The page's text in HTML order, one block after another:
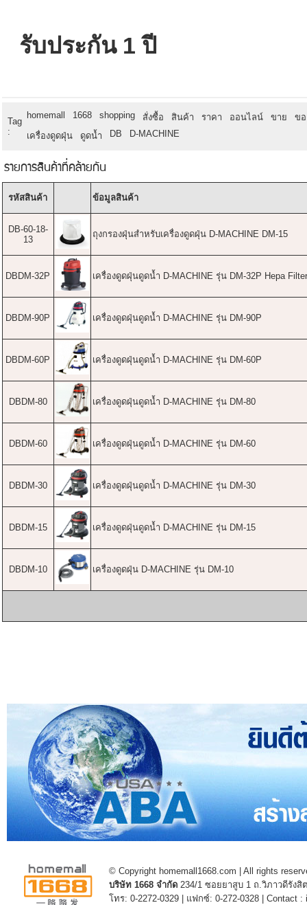
รับประกัน 1 ปี
Tag
:
homemall 1668 shopping สั่งซื้อ สินค้า ราคา ออนไลน์ ขาย
ขอ
เครื่องดูดฝุ่น
ดูดน้ำ DB D-MACHINE
รายการสินค้าที่คล้ายกัน
รหัสสินค้า ข้อมูลสินค้า
DB-60-18-
13
ถุงกรองฝุ่นสำหรับเครื่องดูดฝุ่น D-MACHINE DM-15
DBDM-32P เครื่องดูดฝุ่นดูดน้ำ D-MACHINE รุ่น DM-32P Hepa Filter
DBDM-90P เครื่องดูดฝุ่นดูดน้ำ D-MACHINE รุ่น DM-90P
DBDM-60P เครื่องดูดฝุ่นดูดน้ำ D-MACHINE รุ่น DM-60P
DBDM-80 เครื่องดูดฝุ่นดูดน้ำ D-MACHINE รุ่น DM-80
DBDM-60 เครื่องดูดฝุ่นดูดน้ำ D-MACHINE รุ่น DM-60
DBDM-30 เครื่องดูดฝุ่นดูดน้ำ D-MACHINE รุ่น DM-30
DBDM-15 เครื่องดูดฝุ่นดูดน้ำ D-MACHINE รุ่น DM-15
DBDM-10 เครื่องดูดฝุ่น D-MACHINE รุ่น DM-10
© Copyright homemall1668.com | All rights
บริษัท 1668 จำกัด 234/1 ซอยยาสูบ 1 ถ.วิภาวดีรัง
โทร: 0-2272-0329 | แฟกซ์: 0-272-0328 | Contact